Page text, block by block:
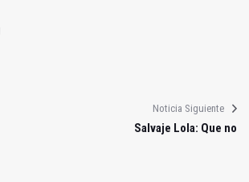
Noticia Siguiente
Salvaje Lola: Que no